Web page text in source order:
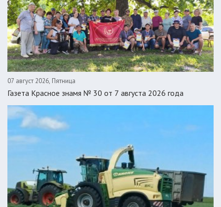
07 август 2026, Пятница
Газета Красное знамя № 30 от 7 августа 2026 года